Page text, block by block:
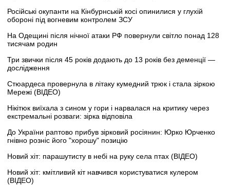
Російські окупанти на Кінбурнській косі опинилися у глухій
обороні під вогневим контролем ЗСУ
На Одещині після нічної атаки РФ повернули світло понад 128
тисячам родин
Три звички після 45 років додають до 13 років без деменції —
дослідження
Стюардеса провернула в літаку кумедний трюк і стала зіркою
Мережі (ВІДЕО)
Нікітюк виїхала з сином у гори і нарвалася на критику через
екстремальні розваги: зірка відповіла
До України раптово прибув зірковий росіянин: Юрко Юрченко
гнівно розніс його "хорошу" позицію
Новий хіт: парашутисту в небі на руку села птах (ВІДЕО)
Новий хіт: кмітливий кіт навчився користуватися кулером
(ВІДЕО)